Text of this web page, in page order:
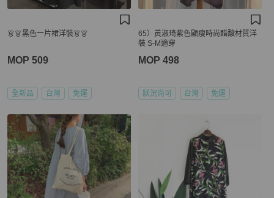
👗👗黑色一片裙洋裝👗👗
MOP 509
全新品 台灣 免運
65）黃淑琦紫色顯瘦時尚醋酸材質洋
裝 S-M適穿
MOP 498
狀況尚可 台灣 免運